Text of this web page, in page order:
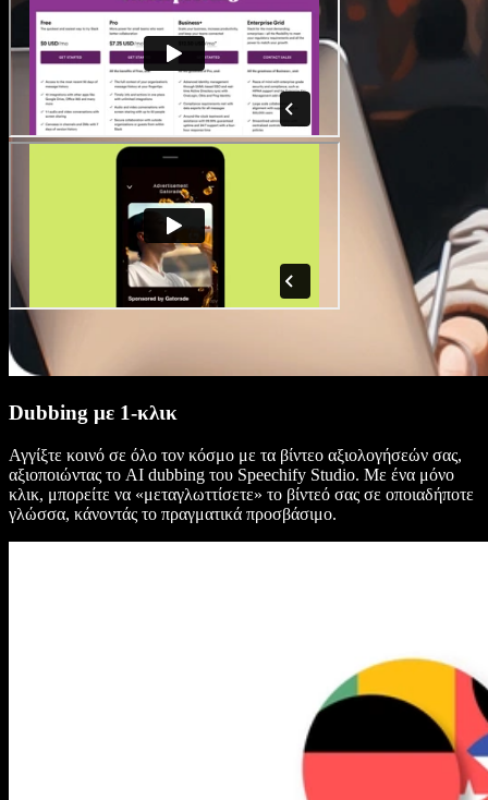
Dubbing με 1-κλικ
Αγγίξτε κοινό σε όλο τον κόσμο με τα βίντεο αξιολογήσεών σας,
αξιοποιώντας το AI dubbing του Speechify Studio. Με ένα μόνο
κλικ, μπορείτε να «μεταγλωττίσετε» το βίντεό σας σε οποιαδήποτε
γλώσσα, κάνοντάς το πραγματικά προσβάσιμο.